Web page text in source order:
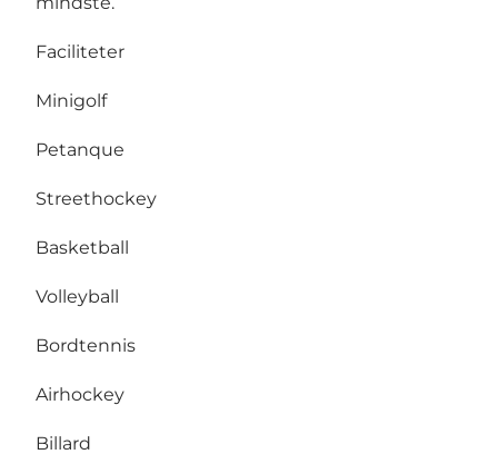
Faciliteter
Minigolf
Petanque
Streethockey
Basketball
Volleyball
Bordtennis
Airhockey
Billard